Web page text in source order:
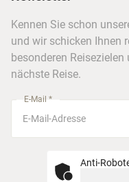
FAQ
Kreuzfahrten
Busreisen
Frankfurt
Stuttgart
Kennen Sie schon
und wir schicken Ihnen
besonderen
nächste Reise.
E-Mail *
Anti-